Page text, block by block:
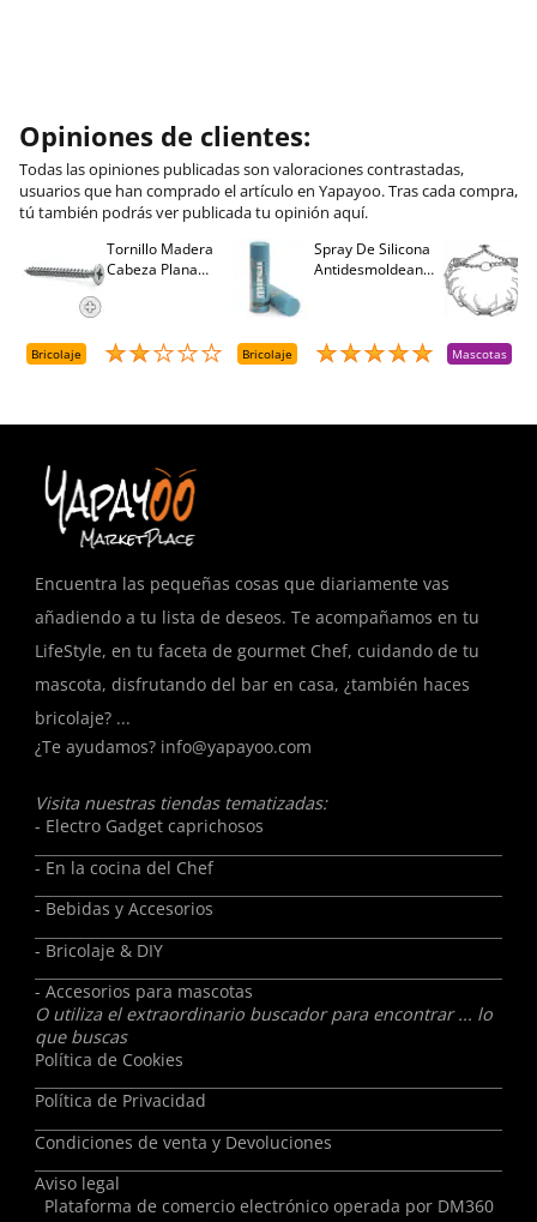
Opiniones de clientes:
Todas las opiniones publicadas son valoraciones contrastadas,
usuarios que han comprado el artículo en Yapayoo. Tras cada compra,
tú también podrás ver publicada tu opinión aquí.
Tornillo Madera
Cabeza Plana
Bricolaje
Spray De Silicona
Antidesmoldeante
Bricolaje Mascotas
Encuentra las pequeñas cosas que diariamente vas
añadiendo a tu lista de deseos. Te acompañamos en tu
LifeStyle, en tu faceta de gourmet Chef, cuidando de tu
mascota, disfrutando del bar en casa, ¿también haces
bricolaje? ...
¿Te ayudamos? info@yapayoo.com
Visita nuestras tiendas tematizadas:
- Electro Gadget caprichosos
- En la cocina del Chef
- Bebidas y Accesorios
- Bricolaje & DIY
- Accesorios para mascotas
O utiliza el extraordinario buscador para encontrar ... lo
que buscas
Política de Cookies
Política de Privacidad
Condiciones de venta y Devoluciones
Aviso legal
Plataforma de comercio electrónico operada por DM360